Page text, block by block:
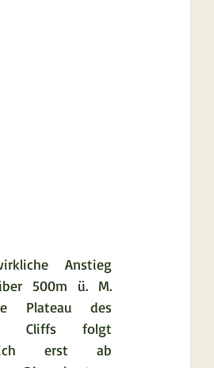
Anstieg
500m ü. M.
Plateau des
Cliffs folgt
erst ab